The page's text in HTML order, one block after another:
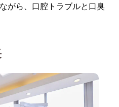
がら、口腔トラブルと口臭